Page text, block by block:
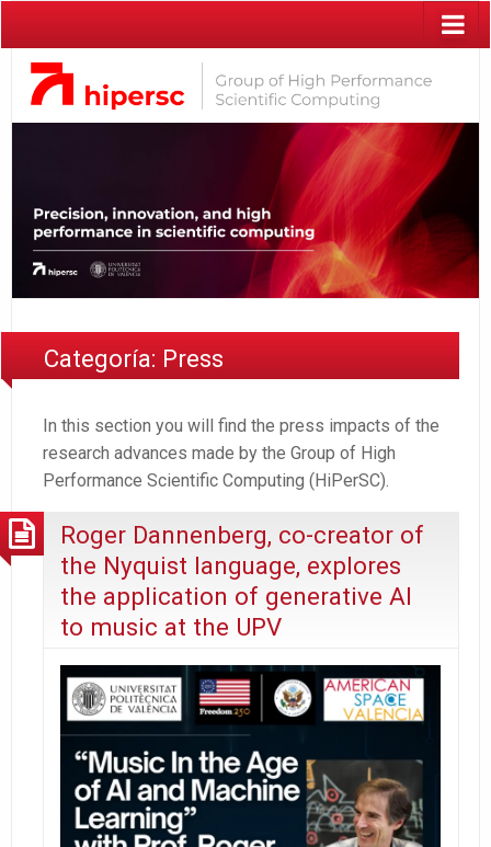
Categoría: Press
In this section you will find the press impacts of the
research advances made by the Group of High
Performance Scientific Computing (HiPerSC).
Roger Dannenberg, co-creator of
the Nyquist language, explores
the application of generative AI
to music at the UPV